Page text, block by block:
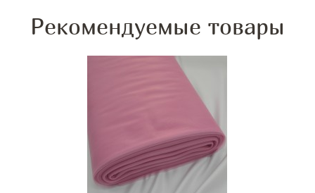
Рекомендуемые товары